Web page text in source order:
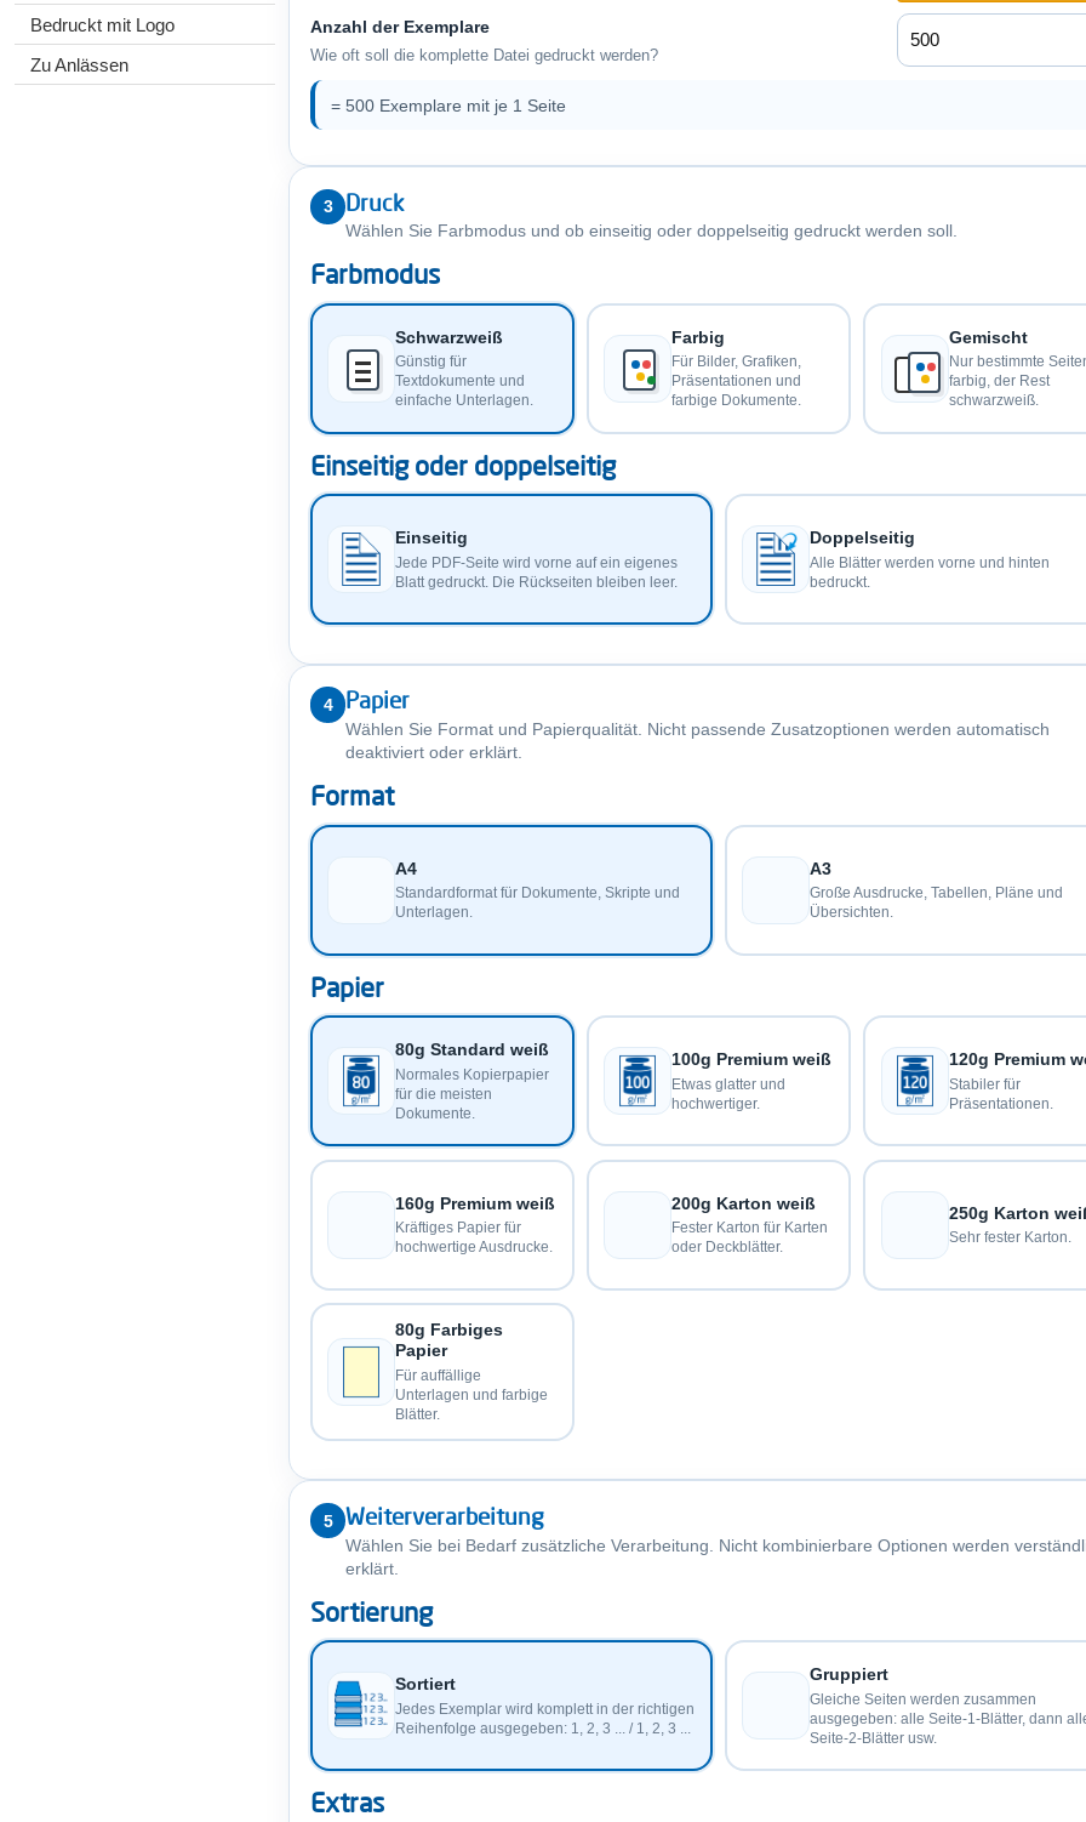
Bedruckt mit Logo
Zu Anlässen
Anzahl der Exemplare
Wie oft soll die komplette Datei gedruckt werden?
= 500 Exemplare mit je 1 Seite
3 Druck
Wählen Sie Farbmodus und ob einseitig oder doppelseitig gedruckt werden soll.
Farbmodus
Schwarzweiß
Günstig für
Textdokumente und
einfache Unterlagen.
Farbig
Für Bilder, Grafiken,
Präsentationen und
farbige Dokumente.
Gemischt
Nur bestimmte
farbig, der Rest
schwarzweiß.
Einseitig oder doppelseitig
Einseitig
Jede PDF-Seite wird vorne auf ein eigenes
Blatt gedruckt. Die Rückseiten bleiben leer.
Doppelseitig
Alle Blätter werden vorne und hinten
bedruckt.
4 Papier
Wählen Sie Format und Papierqualität. Nicht passende Zusatzoptionen werden automatisch
deaktiviert oder erklärt.
Format
A4
Standardformat für Dokumente, Skripte und
Unterlagen.
A3
Große Ausdrucke, Tabellen, Pläne und
Übersichten.
Papier
80g Standard weiß
Normales Kopierpapier
für die meisten
Dokumente.
100g Premium weiß
Etwas glatter und
hochwertiger.
120g Premium
Stabiler für
Präsentationen.
160g Premium weiß
Kräftiges Papier für
hochwertige Ausdrucke.
200g Karton weiß
Fester Karton für Karten
oder Deckblätter.
250g Karton
Sehr fester Karton.
80g Farbiges
Papier
Für auffällige
Unterlagen und farbige
Blätter.
5 Weiterverarbeitung
Wählen Sie bei Bedarf zusätzliche Verarbeitung. Nicht kombinierbare Optionen werden
erklärt.
Sortierung
Sortiert
Jedes Exemplar wird komplett in der richtigen
Reihenfolge ausgegeben: 1, 2, 3 ... / 1, 2, 3 ...
Gruppiert
Gleiche Seiten werden zusammen
ausgegeben: alle Seite-1-Blätter, dann
Seite-2-Blätter usw.
Extras